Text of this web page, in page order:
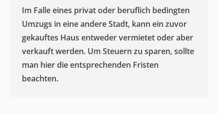
Im Falle eines privat oder beruflich bedingten
Umzugs in eine andere Stadt, kann ein zuvor
gekauftes Haus entweder vermietet oder aber
verkauft werden. Um Steuern zu sparen, sollte
man hier die entsprechenden Fristen
beachten.